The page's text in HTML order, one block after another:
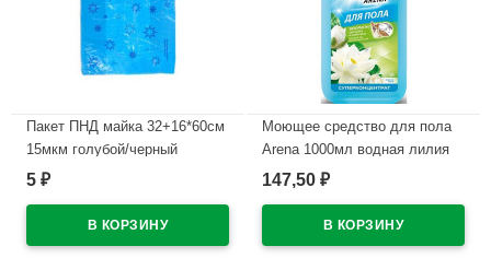
Пакет ПНД майка 32+16*60см
15мкм голубой/черный
ЗВЁЗДЫ (Ст.50/1000)
5 ₽
Моющее средство для пола
Arena 1000мл водная лилия
Grass арт.125184
147,50 ₽